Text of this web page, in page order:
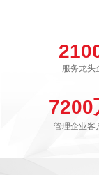
服务龙头
7200
管理企业客